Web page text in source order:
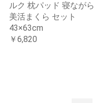
ルク 枕パッド 寝ながら
美活まくら セット
43×63cm
￥6,820